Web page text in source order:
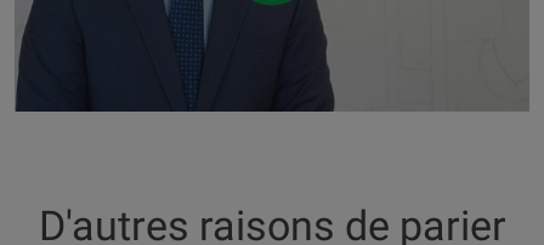
D'autres raisons de parier